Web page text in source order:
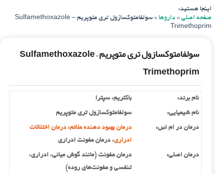
اینجا هستید:
صفحه اصلی» داروها»
سولفامتوکسازول تری متوپریم – Sulfamethoxazole
Trimethoprim
سولفامتوکسازول تری متوپریم – Sulfamethoxazole
Trimethoprim
نام برند: باکتریم، سپترا
نام شیمیایی: سولفامتوکسازول تری متوپریم
درمان در ام اس: درمان بهبود دهنده علائم، درمان اختلالات
ادراری، درمان عفونت ادراری
درمان اصلی:
درمان عفونت (مانند گوش میانی، ادراری،
تنفسی و عفونت‌های روده)